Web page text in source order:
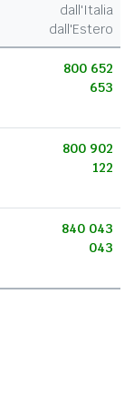
dall'Italia
dall'Estero
800 652
653
800 902
122
840 043
043